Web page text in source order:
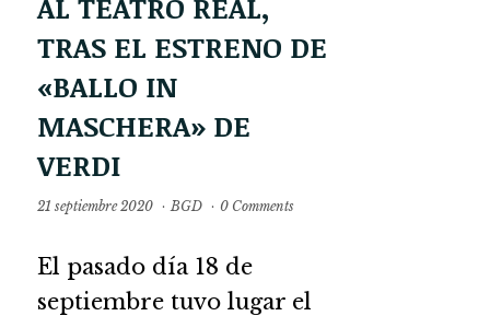
TRAS EL ESTRENO DE
«BALLO IN
MASCHERA» DE
VERDI
21 septiembre 2020 · BGD · 0 Comments
El pasado día 18 de
septiembre tuvo lugar el